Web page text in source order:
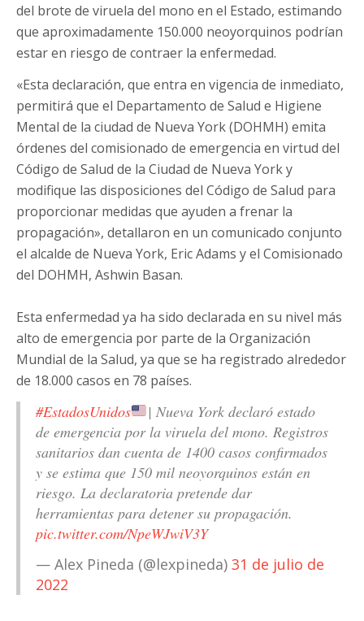
del brote de viruela del mono en el Estado, estimando
que aproximadamente 150.000 neoyorquinos podrían
estar en riesgo de contraer la enfermedad.
«Esta declaración, que entra en vigencia de inmediato,
permitirá que el Departamento de Salud e Higiene
Mental de la ciudad de Nueva York (DOHMH) emita
órdenes del comisionado de emergencia en virtud del
Código de Salud de la Ciudad de Nueva York y
modifique las disposiciones del Código de Salud para
proporcionar medidas que ayuden a frenar la
propagación», detallaron en un comunicado conjunto
el alcalde de Nueva York, Eric Adams y el Comisionado
del DOHMH, Ashwin Basan.
Esta enfermedad ya ha sido declarada en su nivel más
alto de emergencia por parte de la Organización
Mundial de la Salud, ya que se ha registrado alrededor
de 18.000 casos en 78 países.
#EstadosUnidos
| Nueva York declaró estado
de emergencia por la viruela del mono. Registros
sanitarios dan cuenta de 1400 casos confirmados
y se estima que 150 mil neoyorquinos están en
riesgo. La declaratoria pretende dar
herramientas para detener su propagación.
pic.twitter.com/NpeWJwiV3Y
— Alex Pineda (@lexpineda) 31 de julio de
2022